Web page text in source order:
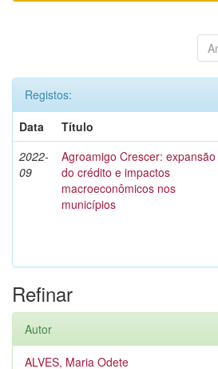
Registos:
Data
Título
2022-
09
Agroamigo Crescer: expansão
do crédito e impactos
macroeconômicos nos
municípios
Refinar
Autor
ALVES, Maria Odete